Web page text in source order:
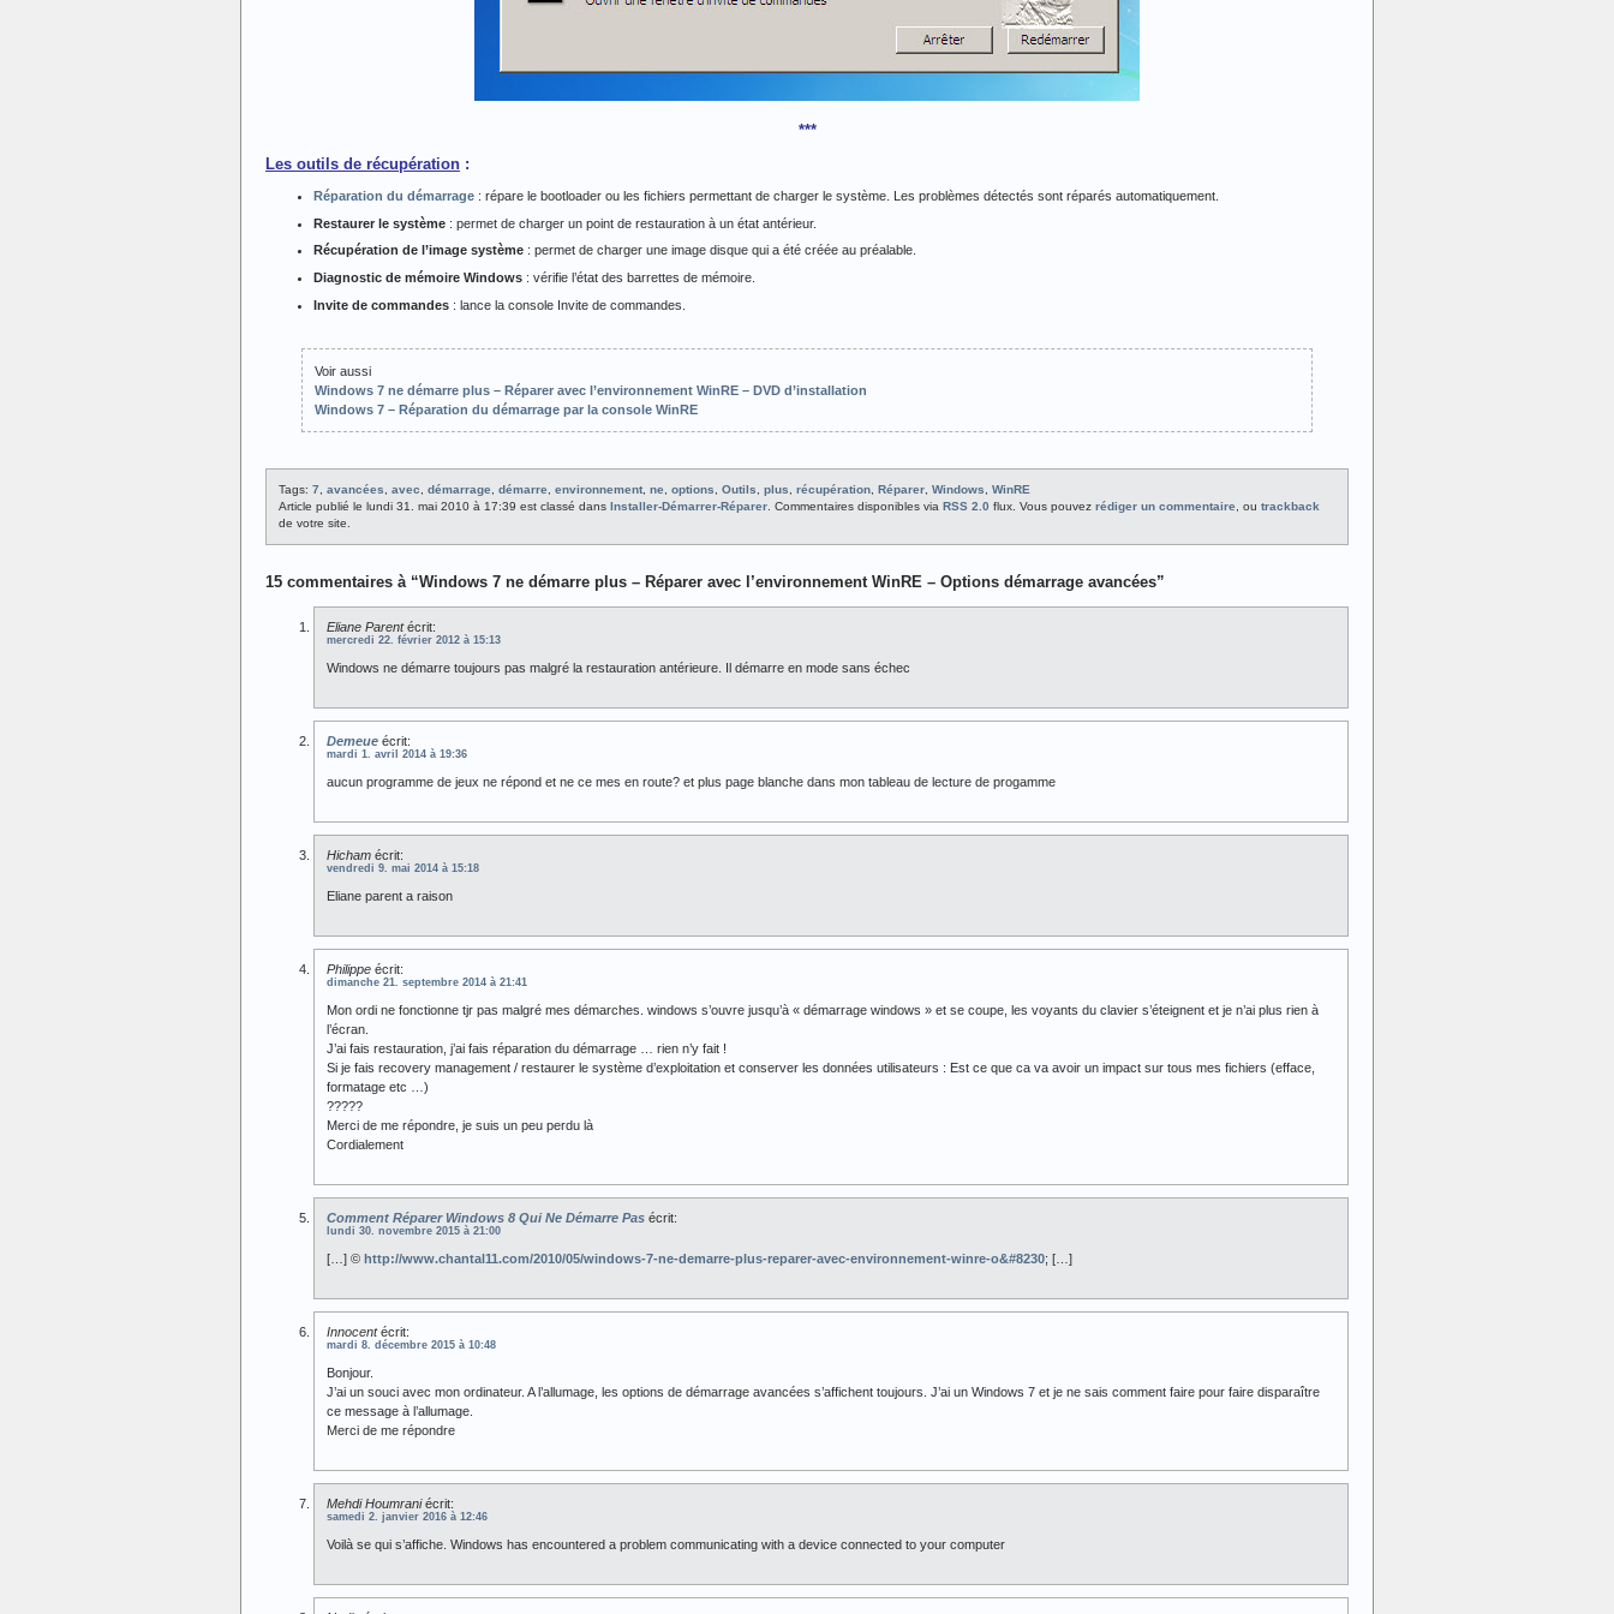
***
Les outils de récupération :
Réparation du démarrage : répare le bootloader ou les fichiers permettant de charger le système. Les problèmes détectés sont réparés automatiquement.
Restaurer le système : permet de charger un point de restauration à un état antérieur.
Récupération de l’image système : permet de charger une image disque qui a été créée au préalable.
Diagnostic de mémoire Windows : vérifie l’état des barrettes de mémoire.
Invite de commandes : lance la console Invite de commandes.
Voir aussi
Windows 7 ne démarre plus – Réparer avec l’environnement WinRE – DVD d’installation
Windows 7 – Réparation du démarrage par la console WinRE
Tags: 7, avancées, avec, démarrage, démarre, environnement, ne, options, Outils, plus, récupération, Réparer, Windows, WinRE
Article publié le lundi 31. mai 2010 à 17:39 est classé dans Installer-Démarrer-Réparer. Commentaires disponibles via RSS 2.0 flux. Vous pouvez rédiger un commentaire, ou trackback
de votre site.
15 commentaires à “Windows 7 ne démarre plus – Réparer avec l’environnement WinRE – Options démarrage avancées”
Eliane Parentécrit:
mercredi 22. février 2012 à 15:13
Windows ne démarre toujours pas malgré la restauration antérieure. Il démarre en mode sans échec
Demeue écrit:
mardi 1. avril 2014 à 19:36
aucun programme de jeux ne répond et ne ce mes en route? et plus page blanche dans mon tableau de lecture de progamme
Hicham écrit:
vendredi 9. mai 2014 à 15:18
Eliane parent a raison
Philippe écrit:
dimanche 21. septembre 2014 à 21:41
Mon ordi ne fonctionne tjr pas malgré mes démarches. windows s’ouvre jusqu’à « démarrage windows » et se coupe, les voyants du clavier s’éteignent et je n’ai plus rien à
l’écran.
J’ai fais restauration, j’ai fais réparation du démarrage … rien n’y fait !
Si je fais recovery management / restaurer le système d’exploitation et conserver les données utilisateurs : Est ce que ca va avoir un impact sur tous mes fichiers (efface,
formatage etc …)
?????
Merci de me répondre, je suis un peu perdu là
Cordialement
Comment Réparer Windows 8 Qui Ne Démarre Pas écrit:
lundi 30. novembre 2015 à 21:00
[…] © http://www.chantal11.com/2010/05/windows-7-ne-demarre-plus-reparer-avec-environnement-winre-o&#8230; […]
Innocentécrit:
mardi 8. décembre 2015 à 10:48
Bonjour.
J’ai un souci avec mon ordinateur. A l’allumage, les options de démarrage avancées s’affichent toujours. J’ai un Windows 7 et je ne sais comment faire pour faire disparaître
ce message à l’allumage.
Merci de me répondre
Mehdi Houmraniécrit:
samedi 2. janvier 2016 à 12:46
Voilà se qui s’affiche. Windows has encountered a problem communicating with a device connected to your computer